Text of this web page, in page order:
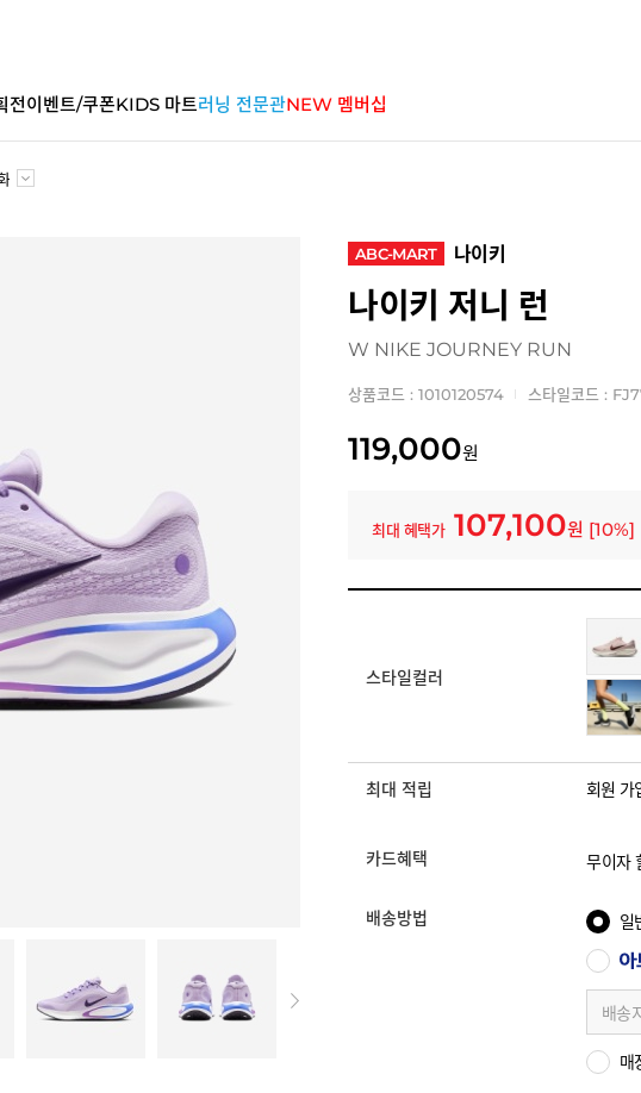
전이벤트/쿠폰KIDS 마트러닝 전문관NEW 멤버십
ABC-MART 나이키
나이키 저니 런
W NIKE JOURNEY RUN
상품코드 : 1010120574 스타일코드 :
119,000원
최대 혜택가 107,100원 [10%]
로그인 후 등급 혜택을 확인하세요
모든 혜택이 적용된 금액으로, 실제
스타일컬러
최대 적립 회원 가
카드혜택 무이자
배송방법 일
배송
매